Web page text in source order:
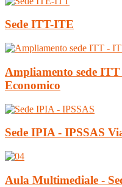
Sede ITT-ITE
Ampliamento sede
Economico
Sede IPIA - IPSSAS
Aula Multimediale -